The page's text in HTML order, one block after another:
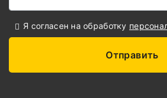
Я согласен на обработку
Отправить